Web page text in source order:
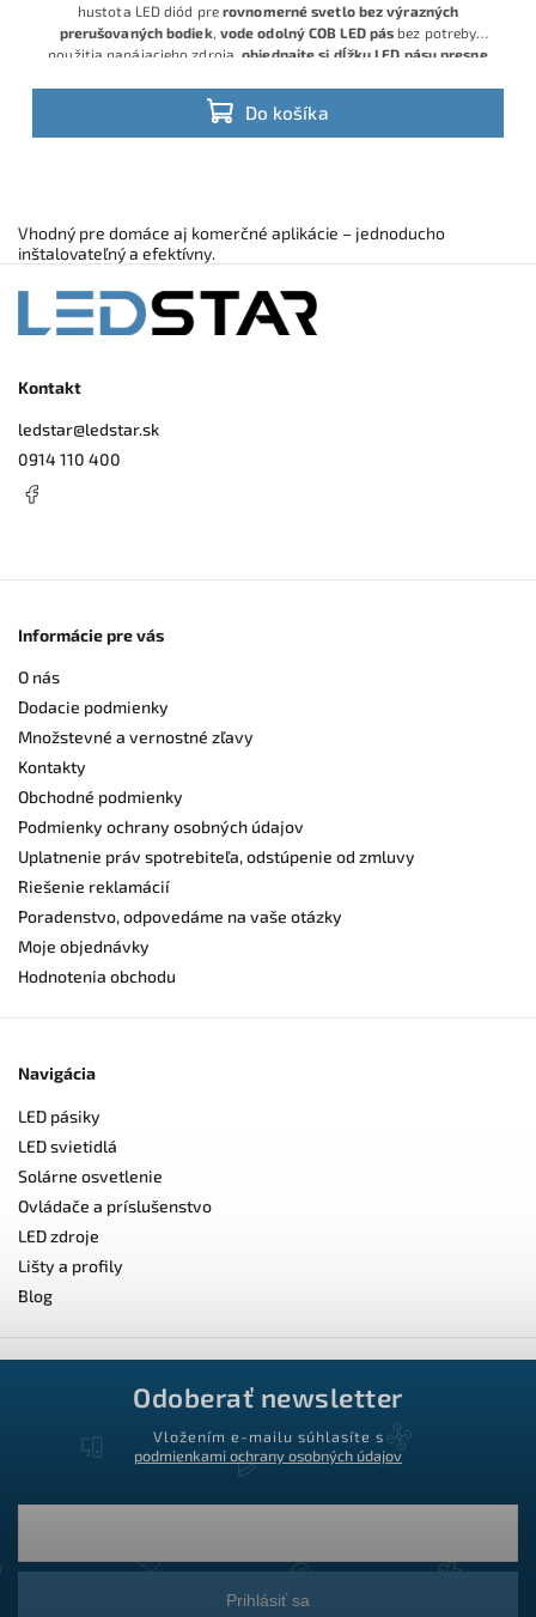
Do košíka
hustota LED diód prerovnomerné svetlo bez výrazných
prerušovaných bodiek, vode odolný COB LED pás bez potreby
použitia napájacieho zdroja,objednajte si dĺžku LED pásu presne
Vhodný pre domáce aj komerčné aplikácie – jednoducho
inštalovateľný a efektívny.
Kontakt
ledstar@ledstar.sk
0914 110 400
Informácie pre vás
O nás
Dodacie podmienky
Množstevné a vernostné zľavy
Kontakty
Obchodné podmienky
Podmienky ochrany osobných údajov
Uplatnenie práv spotrebiteľa, odstúpenie od zmluvy
Riešenie reklamácií
Poradenstvo, odpovedáme na vaše otázky
Moje objednávky
Hodnotenia obchodu
Navigácia
LED pásiky
LED svietidlá
Solárne osvetlenie
Ovládače a príslušenstvo
LED zdroje
Lišty a profily
Blog
Odoberať newsletter
Vložením e-mailu súhlasíte s
podmienkami ochrany osobných údajov
Prihlásiť sa